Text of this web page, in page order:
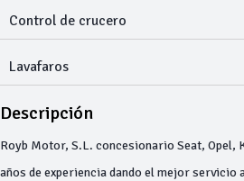
Control de crucero
Lavafaros
Descripción
Royb Motor, S.L. concesionario Seat, Opel,
años de experiencia dando el mejor servicio